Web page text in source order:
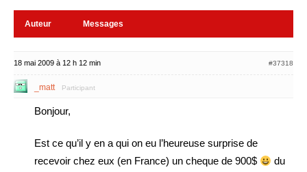
Auteur Messages
18 mai 2009 à 12 h 12 min #37318
_matt Participant
Bonjour,
Est ce qu’il y en a qui on eu l’heureuse surprise de
recevoir chez eux (en France) un cheque de 900$
du